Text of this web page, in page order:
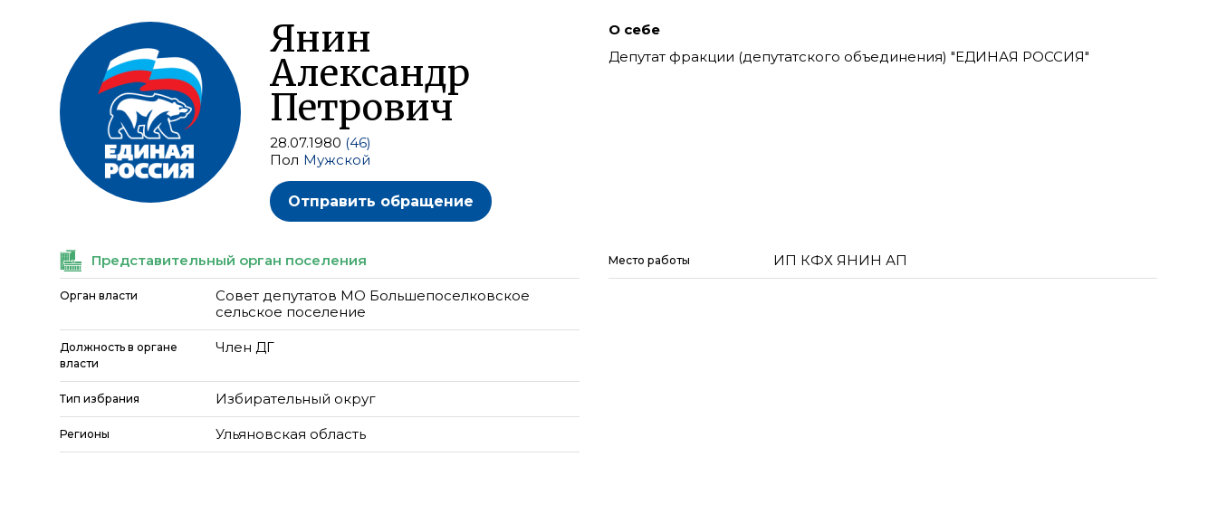
Янин
Александр
Петрович
28.07.1980 (46)
Пол Мужской
Отправить обращение
О себе
Депутат фракции (депутатского объединения) "ЕДИНАЯ РОССИЯ"
Представительный орган поселения
Орган власти
Совет депутатов МО Большепоселковское
сельское поселение
Должность в органе
власти
Член ДГ
Тип избрания Избирательный округ
Регионы Ульяновская область
Место работы ИП КФХ ЯНИН АП